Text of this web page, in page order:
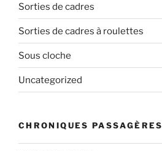
Sorties de cadres
Sorties de cadres à roulettes
Sous cloche
Uncategorized
CHRONIQUES PASSAGÈRES